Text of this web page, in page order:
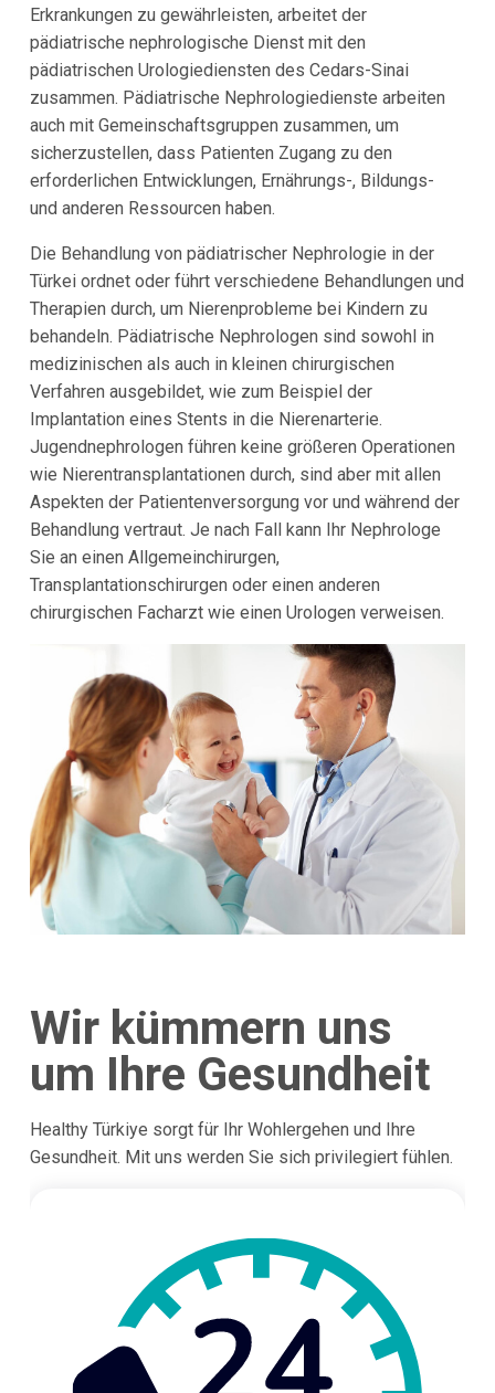
Erkrankungen zu gewährleisten, arbeitet der
pädiatrische nephrologische Dienst mit den
pädiatrischen Urologiediensten des Cedars-Sinai
zusammen. Pädiatrische Nephrologiedienste arbeiten
auch mit Gemeinschaftsgruppen zusammen, um
sicherzustellen, dass Patienten Zugang zu den
erforderlichen Entwicklungen, Ernährungs-, Bildungs-
und anderen Ressourcen haben.
Die Behandlung von pädiatrischer Nephrologie in der
Türkei ordnet oder führt verschiedene Behandlungen und
Therapien durch, um Nierenprobleme bei Kindern zu
behandeln. Pädiatrische Nephrologen sind sowohl in
medizinischen als auch in kleinen chirurgischen
Verfahren ausgebildet, wie zum Beispiel der
Implantation eines Stents in die Nierenarterie.
Jugendnephrologen führen keine größeren Operationen
wie Nierentransplantationen durch, sind aber mit allen
Aspekten der Patientenversorgung vor und während der
Behandlung vertraut. Je nach Fall kann Ihr Nephrologe
Sie an einen Allgemeinchirurgen,
Transplantationschirurgen oder einen anderen
chirurgischen Facharzt wie einen Urologen verweisen.
Wir kümmern uns
um Ihre Gesundheit
Healthy Türkiye sorgt für Ihr Wohlergehen und Ihre
Gesundheit. Mit uns werden Sie sich privilegiert fühlen.